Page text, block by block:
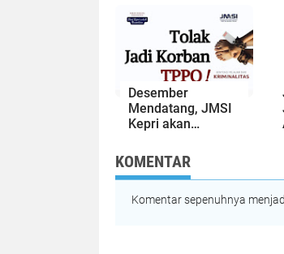
Desember
Mendatang, JMSI
Kepri akan
'Tolak Jadi Korban
TPPO'
KOMENTAR
Komentar sepenuhnya